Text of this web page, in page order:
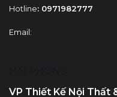
Hotline: 0971982777
Email:
VP Thiết Kế Nội Thất